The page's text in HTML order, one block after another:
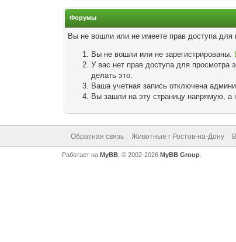
Форумы
Вы не вошли или не имеете прав доступа
Вы не вошли или не зарегистрированы.
У вас нет прав доступа для
делать это.
Ваша учетная запись отключена
Вы зашли на эту страницу напрямую,
Обратная связь Животные г Ростов-на-Дону
Работает на MyBB, © 2002-2026 MyBB Group.